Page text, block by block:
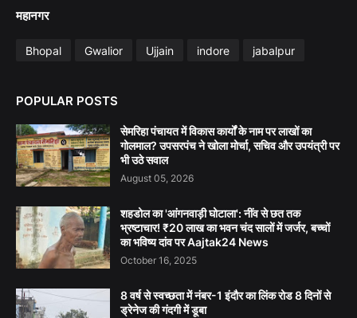
महानगर
Bhopal Gwalior Ujjain indore jabalpur
POPULAR POSTS
सेमरिहा पंचायत में विकास कार्यों के नाम पर लाखों का
गोलमाल? उपसरपंच ने खोला मोर्चा, सचिव और उपयंत्री पर
भी उठे सवाल
August 05, 2026
शहडोल का 'आंगनवाड़ी घोटाला': नींव से छत तक
भ्रष्टाचार! ₹20 लाख का भवन चंद सालों में जर्जर, बच्चों
का भविष्य दांव पर Aajtak24 News
October 16, 2025
8 वर्ष से स्वच्छता में नंबर-1 इंदौर का लिंक रोड 8 दिनों से
ड्रेनेज की गंदगी में डूबा